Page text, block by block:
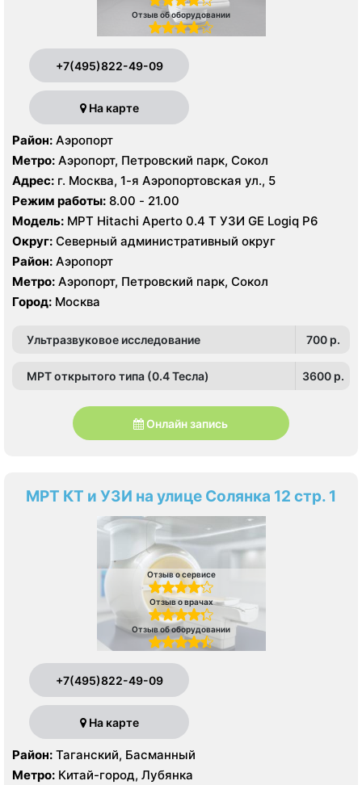
Отзыв об оборудовании
+7(495)822-49-09
На карте
Район: Аэропорт
Метро: Аэропорт, Петровский парк, Сокол
Адрес: г. Москва, 1-я Аэропортовская ул., 5
Режим работы: 8.00 - 21.00
Модель: МРТ Hitachi Aperto 0.4 Т УЗИ GE Logiq P6
Округ: Северный административный округ
Район: Аэропорт
Метро: Аэропорт, Петровский парк, Сокол
Город: Москва
Ультразвуковое исследование 700 p.
МРТ открытого типа (0.4 Тесла) 3600 p.
Онлайн запись
МРТ КТ и УЗИ на улице Солянка 12 стр. 1
Отзыв о сервисе
Отзыв о врачах
Отзыв об оборудовании
+7(495)822-49-09
На карте
Район: Таганский, Басманный
Метро: Китай-город, Лубянка